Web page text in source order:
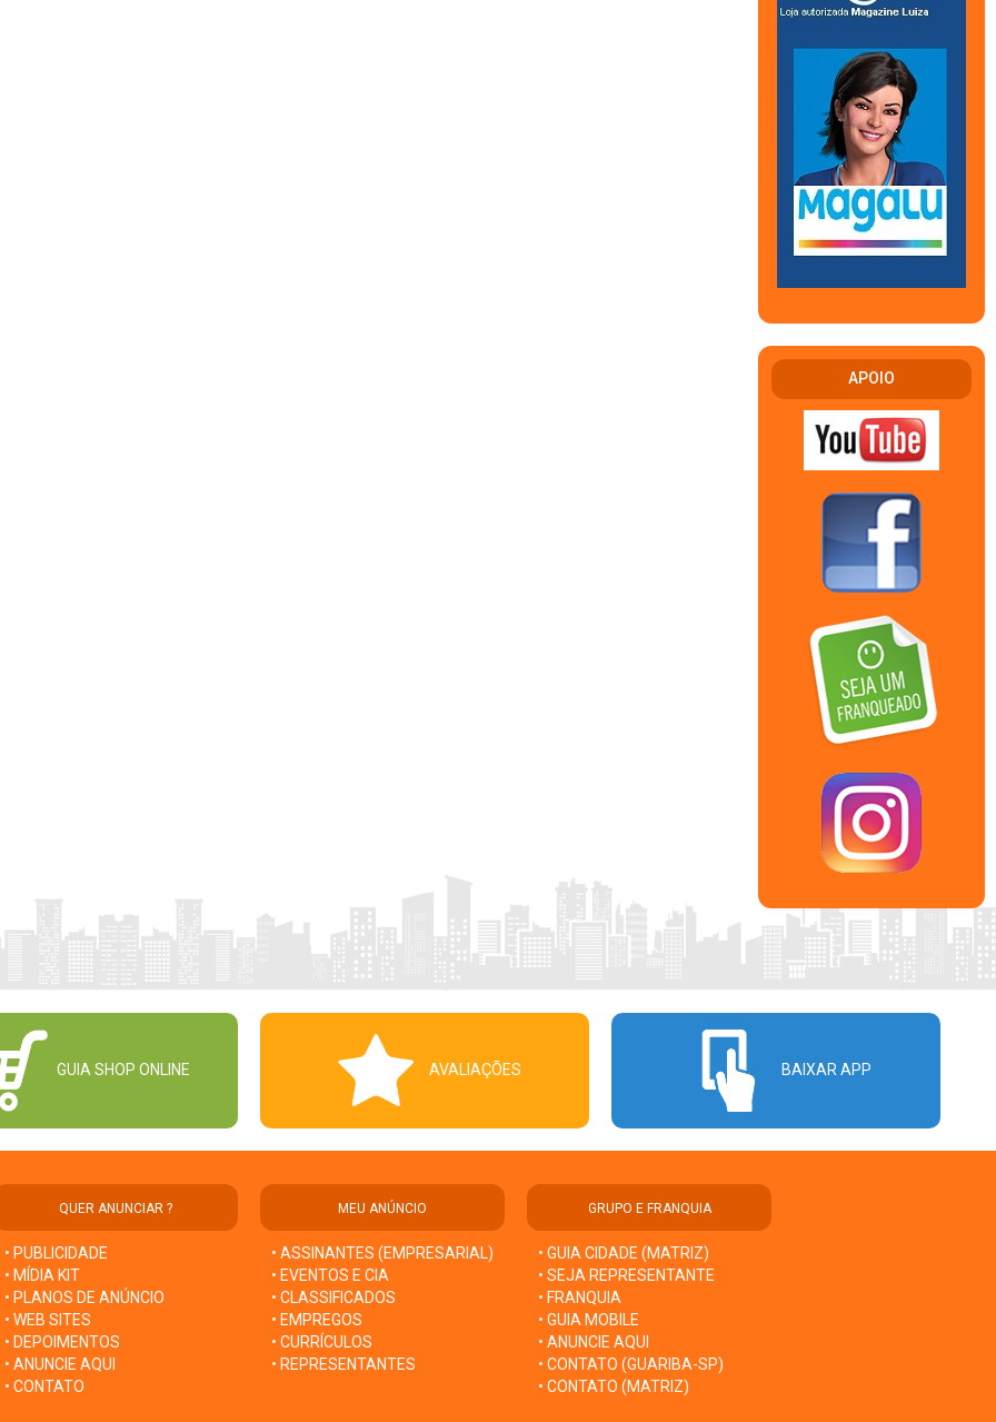
APOIO
GUIA SHOP ONLINE AVALIAÇÕES BAIXAR APP
QUER ANUNCIAR ?
• PUBLICIDADE
• MÍDIA KIT
• PLANOS DE ANÚNCIO
• WEB SITES
• DEPOIMENTOS
• ANUNCIE AQUI
• CONTATO
MEU ANÚNCIO
• ASSINANTES (EMPRESARIAL)
• EVENTOS E CIA
• CLASSIFICADOS
• EMPREGOS
• CURRÍCULOS
• REPRESENTANTES
GRUPO E FRANQUIA
• GUIA CIDADE (MATRIZ)
• SEJA REPRESENTANTE
• FRANQUIA
• GUIA MOBILE
• ANUNCIE AQUI
• CONTATO (GUARIBA-SP)
• CONTATO (MATRIZ)